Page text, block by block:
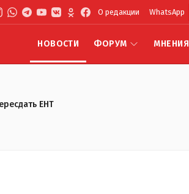
О редакции WhatsApp
НОВОСТИ ФОРУМ МНЕНИЯ
ЕНТ